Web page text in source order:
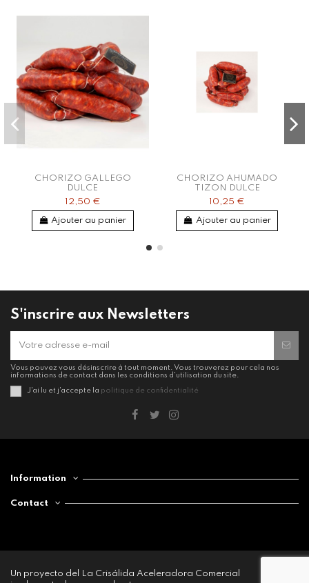
CHORIZO GALLEGO
DULCE
12,50 €
Ajouter au panier
CHORIZO AHUMADO
TIZON DULCE
10,25 €
Ajouter au panier
S'inscrire aux Newsletters
Vous pouvez vous désinscrire à tout moment. Vous trouverez pour cela nos
informations de contact dans les conditions d'utilisation du site.
J'ai lu et j'accepte la politique de confidentialité
Information
Contact
Un proyecto del La Crisálida Aceleradora Comercial